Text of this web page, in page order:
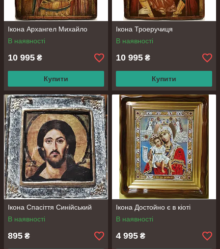
С радостью ждем каждого из вас и желаем Божьих
благословений!
Ікона Архангел Михайло
В наявності
10 995 ₴
Купити
Ікона Троеручиця
В наявності
10 995 ₴
Купити
Ікона Спасіття Синійський
В наявності
895 ₴
Ікона Достойно є в кіоті
В наявності
4 995 ₴